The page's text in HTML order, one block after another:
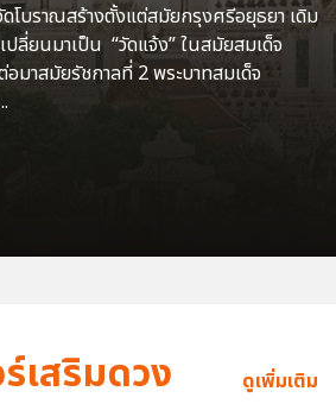
ดโบราณสร้างตั้งแต่สมัยกรุงศรีอยุธยา เดิม
ปลี่ยนมาเป็น “วัดแจ้ง” ในสมัยสมเด็จ
มาสมัยรัชกาลที่ 2 พระบาทสมเด็จ
เสริมดวง ดูเพิ่มเติม